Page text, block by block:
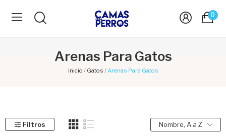
0
Arenas Para Gatos
Inicio Gatos Arenas Para Gatos
Filtros Nombre, A a Z